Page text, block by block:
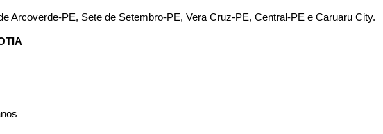
Arcoverde-PE, Sete de Setembro-PE, Vera Cruz-PE, Central-PE e Caruaru City.